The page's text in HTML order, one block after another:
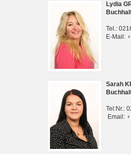
Lydia
Tel.:
E-Mail:
Sarah
Tel:Nr.:
Email: